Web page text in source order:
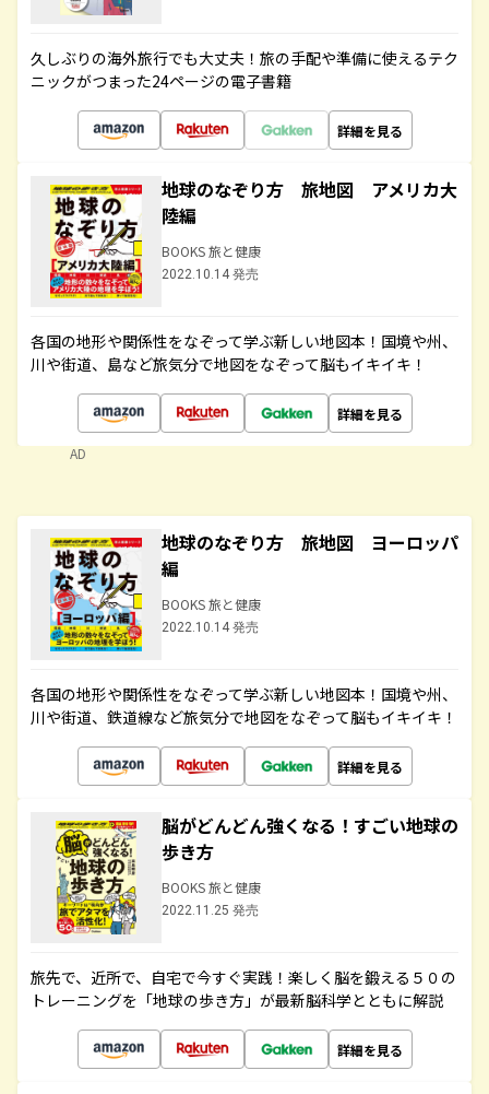
久しぶりの海外旅行でも大丈夫！旅の手配や準備に使えるテク
ニックがつまった24ページの電子書籍
詳細を見る
地球のなぞり方 旅地図 アメリカ大
陸編
BOOKS 旅と健康
2022.10.14 発売
各国の地形や関係性をなぞって学ぶ新しい地図本！国境や州、
川や街道、島など旅気分で地図をなぞって脳もイキイキ！
詳細を見る
AD
地球のなぞり方 旅地図 ヨーロッパ
編
BOOKS 旅と健康
2022.10.14 発売
各国の地形や関係性をなぞって学ぶ新しい地図本！国境や州、
川や街道、鉄道線など旅気分で地図をなぞって脳もイキイキ！
詳細を見る
脳がどんどん強くなる！すごい地球の
歩き方
BOOKS 旅と健康
2022.11.25 発売
旅先で、近所で、自宅で今すぐ実践！楽しく脳を鍛える５０の
トレーニングを「地球の歩き方」が最新脳科学とともに解説
詳細を見る